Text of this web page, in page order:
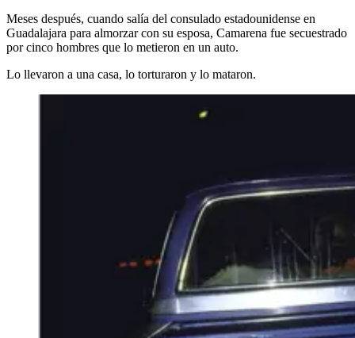
Meses después, cuando salía del consulado estadounidense en
Guadalajara para almorzar con su esposa, Camarena fue secuestrado
por cinco hombres que lo metieron en un auto.
Lo llevaron a una casa, lo torturaron y lo mataron.